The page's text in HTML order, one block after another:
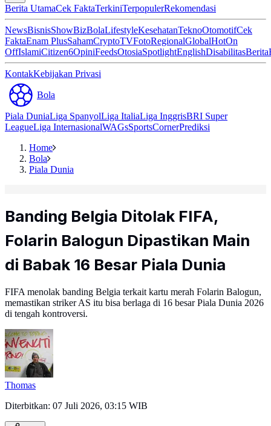
Berita UtamaCek FaktaTerkiniTerpopulerRekomendasi
NewsBisnisShowBizBolaLifestyleKesehatanTeknoOtomotifCek
FaktaEnam PlusSahamCryptoTVFotoRegionalGlobalHotOn
OffIslamiCitizen6OpiniFeedsOtosiaSpotlightEnglishDisabilitasBerita
KontakKebijakan Privasi
Bola
Piala DuniaLiga SpanyolLiga ItaliaLiga InggrisBRI Super
LeagueLiga InternasionalWAGsSportsCornerPrediksi
Home
Bola
Piala Dunia
Banding Belgia Ditolak FIFA,
Folarin Balogun Dipastikan Main
di Babak 16 Besar Piala Dunia
FIFA menolak banding Belgia terkait kartu merah Folarin Balogun,
memastikan striker AS itu bisa berlaga di 16 besar Piala Dunia 2026
di tengah kontroversi.
Thomas
Diterbitkan: 07 Juli 2026, 03:15 WIB